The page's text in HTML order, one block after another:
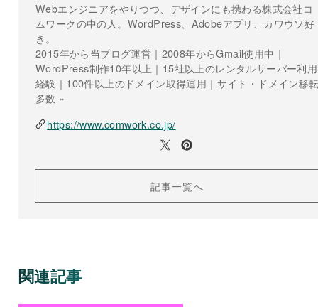
Webエンジニアをやりつつ、デザインにも携わる株式会社コ
ムワークの中の人。WordPress、Adobeアプリ、カワウソ好
き。
2015年から当ブログ運営｜2008年からGmail使用中｜
WordPress制作10年以上｜15社以上のレンタルサーバー利用
経験｜100件以上のドメイン取得運用｜サイト・ドメイン移
多数 »
https://www.comwork.co.jp/
記事一覧へ
関連記事